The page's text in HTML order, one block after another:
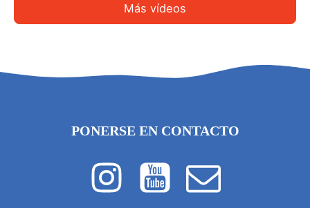
Más vídeos
PONERSE EN CONTACTO